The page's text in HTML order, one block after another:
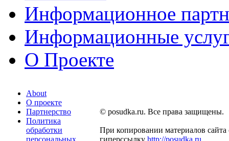
Информационное
Информационные
О Проекте
About
О проекте
Партнерство
Политика
обработки
© posudka.ru. Все права защищены.
При копировании материалов сайта